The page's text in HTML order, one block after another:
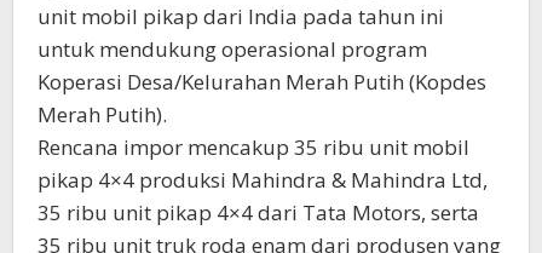
unit mobil pikap dari India pada tahun ini
untuk mendukung operasional program
Koperasi Desa/Kelurahan Merah Putih (Kopdes
Merah Putih).
Rencana impor mencakup 35 ribu unit mobil
pikap 4×4 produksi Mahindra & Mahindra Ltd,
35 ribu unit pikap 4×4 dari Tata Motors, serta
35 ribu unit truk roda enam dari produsen yang